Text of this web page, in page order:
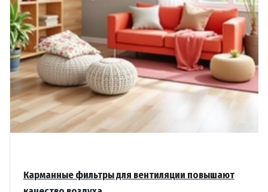
Карманные фильтры для вентиляции повышают